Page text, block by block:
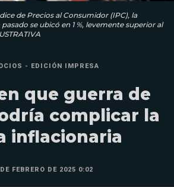
de Precios al Consumidor (IPC), la
se ubicó en 1 %, levemente superior al
- EDICIÓN IMPRESA
que guerra de
complicar la
inflacionaria
FEBRERO DE 2025 0:02